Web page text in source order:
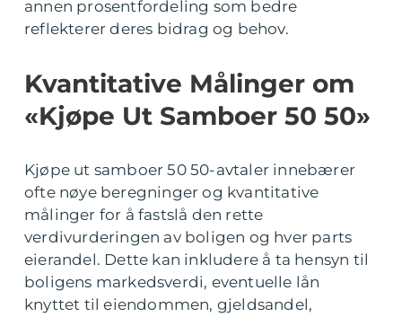
annen prosentfordeling som bedre
reflekterer deres bidrag og behov.
Kvantitative Målinger om
«Kjøpe Ut Samboer 50 50»
Kjøpe ut samboer 50 50-avtaler innebærer
ofte nøye beregninger og kvantitative
målinger for å fastslå den rette
verdivurderingen av boligen og hver parts
eierandel. Dette kan inkludere å ta hensyn til
boligens markedsverdi, eventuelle lån
knyttet til eiendommen, gjeldsandel,